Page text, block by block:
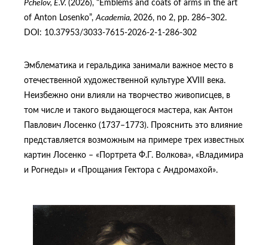
Pchelov, E.V. (2026), “Emblems and coats of arms in the art
of Anton Losenko”,Academia, 2026, no 2, рр. 286–302.
DOI: 10.37953/3033-7615-2026-2-1-286-302
Эмблематика и геральдика занимали важное место в
отечественной художественной культуре XVIII века.
Неизбежно они влияли на творчество живописцев, в
том числе и такого выдающегося мастера, как Антон
Павлович Лосенко (1737–1773). Прояснить это влияние
представляется возможным на примере трех известных
картин Лосенко – «Портрета Ф.Г. Волкова», «Владимира
и Рогнеды» и «Прощания Гектора с Андромахой».